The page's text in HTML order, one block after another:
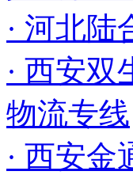
· 河北
· 西安
物流专线
· 西安